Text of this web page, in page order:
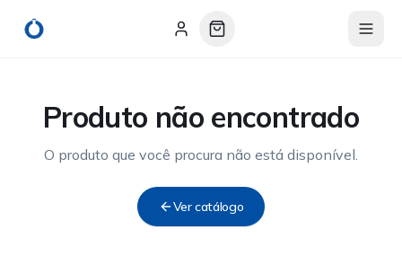
Produto não encontrado
O produto que você procura não está disponível.
Ver catálogo